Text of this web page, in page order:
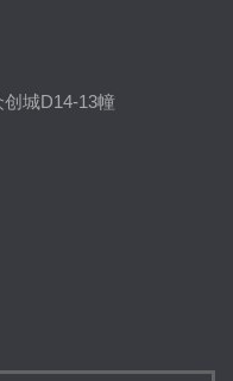
城D14-13幢